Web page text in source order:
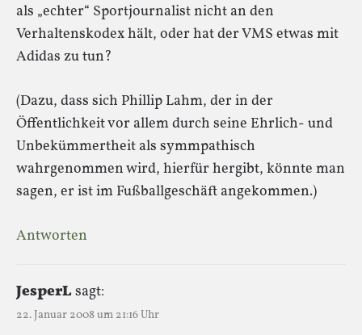
als „echter“ Sportjournalist nicht an den
Verhaltenskodex hält, oder hat der VMS etwas mit
Adidas zu tun?
(Dazu, dass sich Phillip Lahm, der in der
Öffentlichkeit vor allem durch seine Ehrlich- und
Unbekümmertheit als symmpathisch
wahrgenommen wird, hierfür hergibt, könnte man
sagen, er ist im Fußballgeschäft angekommen.)
Antworten
JesperLsagt:
22. Januar 2008 um 21:16 Uhr